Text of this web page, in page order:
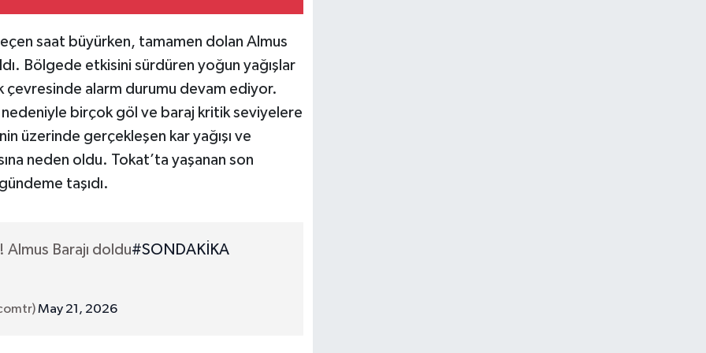
saat büyürken, tamamen dolan Almus
Bölgede etkisini sürdüren yoğun yağışlar
çevresinde alarm durumu devam ediyor.
nedeniyle birçok göl ve baraj kritik seviyelere
üzerinde gerçekleşen kar yağışı ve
neden oldu. Tokat’ta yaşanan son
taşıdı.
Almus Barajı doldu#SONDAKİKA
May 21, 2026